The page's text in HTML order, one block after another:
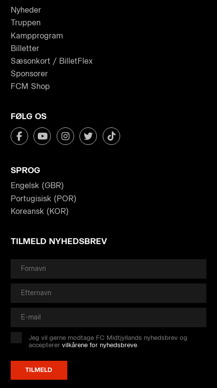
Nyheder
Truppen
Kampprogram
Billetter
Sæsonkort / BilletFlex
Sponsorer
FCM Shop
FØLG OS
SPROG
Engelsk (GBR)
Portugisisk (POR)
Koreansk (KOR)
TILMELD NYHEDSBREV
Jeg vil gerne modtage FC Midtjyllands nyhedsbrev og
accepterervilkårene for nyhedsbreve.